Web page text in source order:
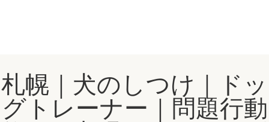
札幌｜犬のしつけ｜ドッ
グトレーナー｜問題行動